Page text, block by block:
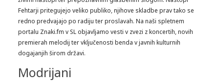
Fehtarji pritegujejo veliko publiko, njihove skladbe prav tako se
redno predvajajo po radiju ter proslavah. Na naši spletnem
portalu Znaki.fm v SL objavljamo vesti v zvezi z koncertih, novih
premierah melodij ter vključenosti benda v javnih kulturnih
dogajanjih širom državi.
Modrijani